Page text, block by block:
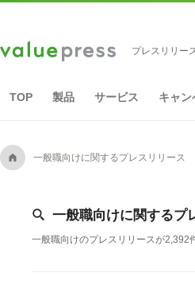
プレスリリー
TOP 製品 サービス キャン
A 一般職向けに関するプレスリリース
[ 一般職向けに関するプ
一般職向けのプレスリリースが2,392